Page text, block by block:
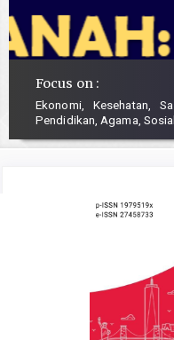
Content
Sidebar
Focus on :
Ekonomi, Kesehatan,
Pendidikan, Agama,